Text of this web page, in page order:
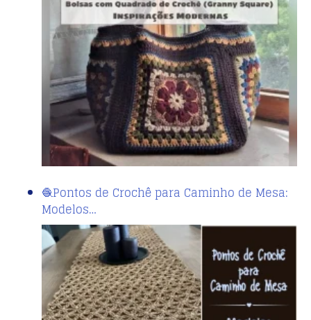
🧶Pontos de Crochê para Caminho de Mesa:
Modelos…